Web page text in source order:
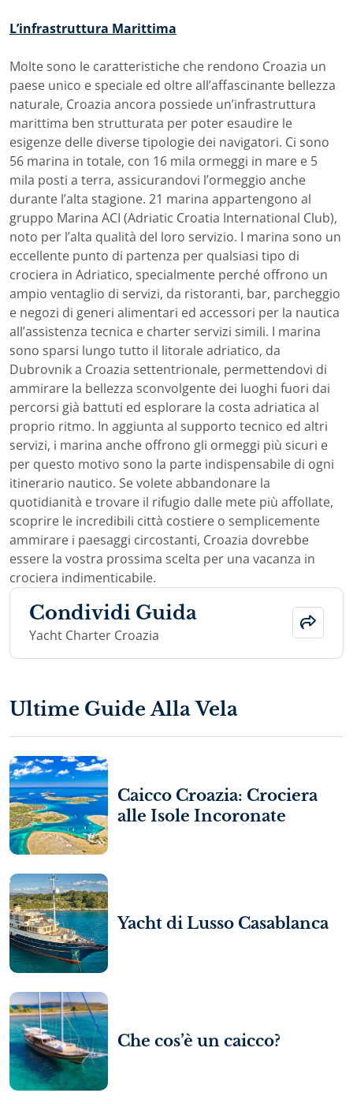
L’infrastruttura Marittima
Molte sono le caratteristiche che rendono Croazia un
paese unico e speciale ed oltre all’affascinante bellezza
naturale, Croazia ancora possiede un’infrastruttura
marittima ben strutturata per poter esaudire le
esigenze delle diverse tipologie dei navigatori. Ci sono
56 marina in totale, con 16 mila ormeggi in mare e 5
mila posti a terra, assicurandovi l’ormeggio anche
durante l’alta stagione. 21 marina appartengono al
gruppo Marina ACI (Adriatic Croatia International Club),
noto per l’alta qualità del loro servizio. I marina sono un
eccellente punto di partenza per qualsiasi tipo di
crociera in Adriatico, specialmente perché offrono un
ampio ventaglio di servizi, da ristoranti, bar, parcheggio
e negozi di generi alimentari ed accessori per la nautica
all’assistenza tecnica e charter servizi simili. I marina
sono sparsi lungo tutto il litorale adriatico, da
Dubrovnik a Croazia settentrionale, permettendovi di
ammirare la bellezza sconvolgente dei luoghi fuori dai
percorsi già battuti ed esplorare la costa adriatica al
proprio ritmo. In aggiunta al supporto tecnico ed altri
servizi, i marina anche offrono gli ormeggi più sicuri e
per questo motivo sono la parte indispensabile di ogni
itinerario nautico. Se volete abbandonare la
quotidianità e trovare il rifugio dalle mete più affollate,
scoprire le incredibili città costiere o semplicemente
ammirare i paesaggi circostanti, Croazia dovrebbe
essere la vostra prossima scelta per una vacanza in
crociera indimenticabile.
Condividi Guida
Yacht Charter Croazia
Ultime Guide Alla Vela
Caicco Croazia: Crociera
alle Isole Incoronate
Yacht di Lusso Casablanca
Che cos’è un caicco?